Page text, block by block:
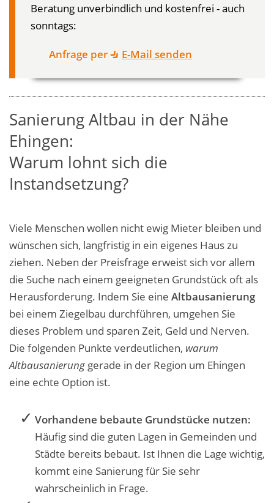
Beratung unverbindlich und kostenfrei - auch
sonntags:
Anfrage per E-Mail senden
Sanierung Altbau in der Nähe
Ehingen:
Warum lohnt sich die
Instandsetzung?
Viele Menschen wollen nicht ewig Mieter bleiben und
wünschen sich, langfristig in ein eigenes Haus zu
ziehen. Neben der Preisfrage erweist sich vor allem
die Suche nach einem geeigneten Grundstück oft als
Herausforderung. Indem Sie eine Altbausanierung
bei einem Ziegelbau durchführen, umgehen Sie
dieses Problem und sparen Zeit, Geld und Nerven.
Die folgenden Punkte verdeutlichen, warum
Altbausanierung gerade in der Region um Ehingen
eine echte Option ist.
Vorhandene bebaute Grundstücke nutzen:
Häufig sind die guten Lagen in Gemeinden und
Städte bereits bebaut. Ist Ihnen die Lage wichtig,
kommt eine Sanierung für Sie sehr
wahrscheinlich in Frage.